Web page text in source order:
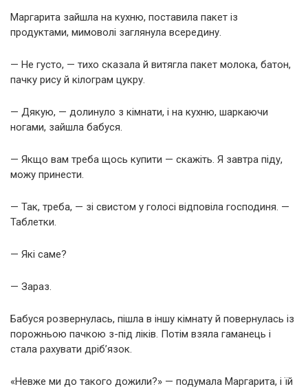
Маргарита зайшла на кухню, поставила пакет із
продуктами, мимоволі заглянула всередину.
— Не густо, — тихо сказала й витягла пакет молока, батон,
пачку рису й кілограм цукру.
— Дякую, — долинуло з кімнати, і на кухню, шаркаючи
ногами, зайшла бабуся.
— Якщо вам треба щось купити — скажіть. Я завтра піду,
можу принести.
— Так, треба, — зі свистом у голосі відповіла господиня. —
Таблетки.
— Які саме?
— Зараз.
Бабуся розвернулась, пішла в іншу кімнату й повернулась із
порожньою пачкою з-під ліків. Потім взяла гаманець і
стала рахувати дріб’язок.
«Невже ми до такого дожили?» — подумала Маргарита, і їй